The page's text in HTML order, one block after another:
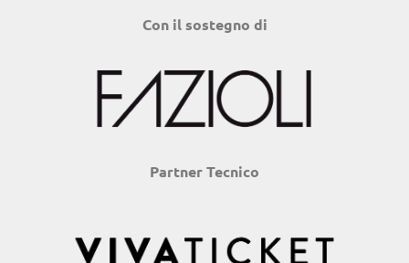
Con il sostegno di
Partner Tecnico